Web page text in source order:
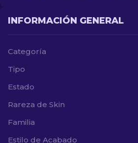
INFORMACIÓN GENERAL
Categoría
Tipo
Estado
Rareza de Skin
Familia
Estilo de Acabado